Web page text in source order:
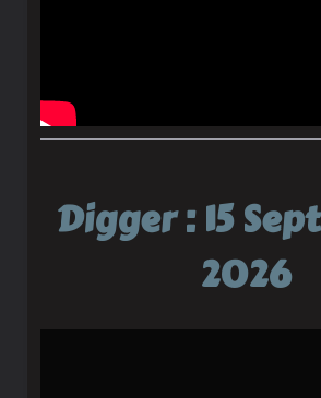
Digger : 15
2026